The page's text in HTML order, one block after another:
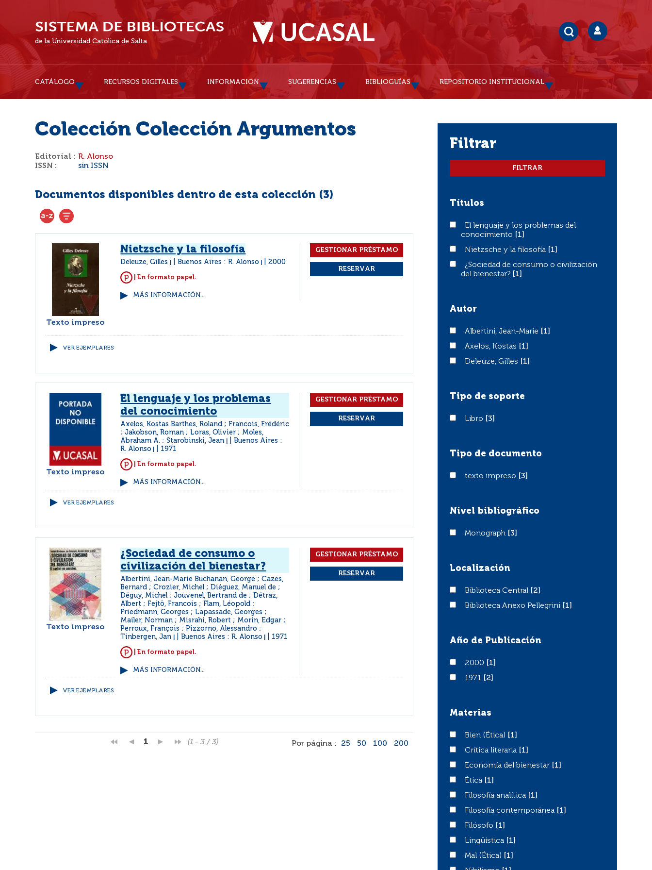
de la Universidad Católica de Salta
CATÁLOGO RECURSOS DIGITALES INFORMACIÓN SUGERENCIAS BIBLIOGUÍAS REPOSITORIO INSTITUCIONAL
Colección Colección Argumentos
Editorial : R. Alonso
ISSN :
sin ISSN
Documentos disponibles dentro de esta colección (3)
Texto impreso
Nietzsche y la filosofía
Deleuze, Gilles Buenos Aires : R. Alonso 2000
| En formato papel.
MÁS INFORMACIÓN...
VER EJEMPLARES
Texto impreso
El lenguaje y los problemas
del conocimiento
Axelos, Kostas Barthes, Roland ; Francois, Frédéric
; Jakobson, Roman ; Loras, Olivier ; Moles,
Abraham A. ; Starobinski, Jean
Buenos Aires :
R. Alonso
1971
| En formato papel.
MÁS INFORMACIÓN...
VER EJEMPLARES
Texto impreso
¿Sociedad de consumo o
civilización del bienestar?
Albertini, Jean-Marie Buchanan, George ; Cazes,
Bernard ; Crozier, Michel ; Diéguez, Manuel de ;
Déguy, Michel ; Jouvenel, Bertrand de ; Détraz,
Albert ; Fejtö, Francois ; Flam, Léopold ;
Friedmann, Georges ; Lapassade, Georges ;
Mailer, Norman ; Misrahi, Robert ; Morin, Edgar ;
Perroux, François ; Pizzorno, Alessandro ;
Tinbergen, Jan
Buenos Aires : R. Alonso 1971
| En formato papel.
MÁS INFORMACIÓN...
VER EJEMPLARES
1 (1 - 3 / 3) Por página : 25 50 100 200
filtrar
Títulos
El lenguaje y los problemas del conocimiento
El lenguaje y los problemas del
conocimiento
[1]
Nietzsche y la filosofía
Nietzsche y la filosofía
[1]
¿Sociedad de consumo o civilización del bienestar?
¿Sociedad de consumo o civilización
del bienestar?
[1]
Autor
Albertini, Jean-Marie
Albertini, Jean-Marie
[1]
Axelos, Kostas
Axelos, Kostas
[1]
Deleuze, Gilles
Deleuze, Gilles [1]
Tipo de soporte
LibroLibro [3]
Tipo de documento
texto impreso
texto impreso [3]
Nivel bibliográfico
Monograph
Monograph [3]
Localización
Biblioteca Central
Biblioteca Central
[2]
Biblioteca Anexo Pellegrini
Biblioteca Anexo Pellegrini [1]
Año de Publicación
20002000
[1]
19711971 [2]
Materias
Bien (Ética)
Bien (Ética)
[1]
Crítica literaria
Crítica literaria
[1]
Economía del bienestar
Economía del bienestar
[1]
ÉticaÉtica
[1]
Filosofía analítica
Filosofía analítica
[1]
Filosofía contemporánea
Filosofía contemporánea
[1]
FilósofoFilósofo
[1]
Lingüística
Lingüística
[1]
Mal (Ética)
Mal (Ética)
[1]